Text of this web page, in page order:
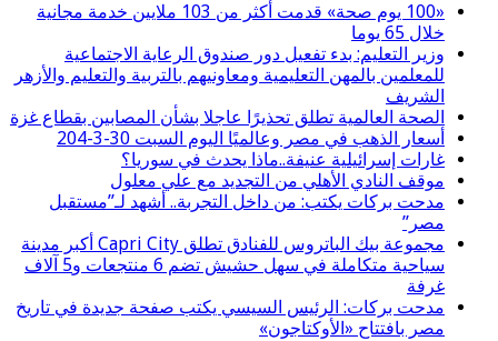
«100 يوم صحة» قدمت أكثر من 103 ملايين خدمة مجانية
خلال 65 يوما
وزير التعليم: بدء تفعيل دور صندوق الرعاية الاجتماعية
للمعلمين بالمهن التعليمية ومعاونيهم بالتربية والتعليم والأزهر
الشريف
الصحة العالمية تطلق تحذيرًا عاجلا بشأن المصابين بقطاع غزة
أسعار الذهب في مصر وعالميًا اليوم السبت 30-3-204
غارات إسرائيلية عنيفة..ماذا يحدث في سوريا؟
موقف النادي الأهلي من التجديد مع علي معلول
مدحت بركات يكتب: من داخل التجربة.. أشهد لـ”مستقبل
مصر”
مجموعة بيك الباتروس للفنادق تطلق Capri City أكبر مدينة
سياحية متكاملة في سهل حشيش تضم 6 منتجعات و5 آلاف
غرفة
مدحت بركات: الرئيس السيسي يكتب صفحة جديدة في تاريخ
مصر بافتتاح «الأوكتاجون»